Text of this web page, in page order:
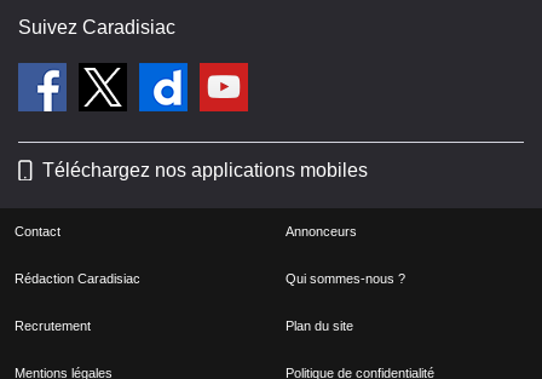
Suivez Caradisiac
Téléchargez nos applications mobiles
Contact Annonceurs
Rédaction Caradisiac Qui sommes-nous ?
Recrutement Plan du site
Mentions légales Politique de confidentialité